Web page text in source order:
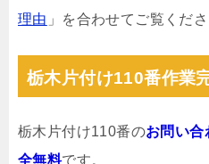
理由 」を合わせてご覧くださ
栃木片付け110番作業
栃木片付け110番のお問い合
全無料です。